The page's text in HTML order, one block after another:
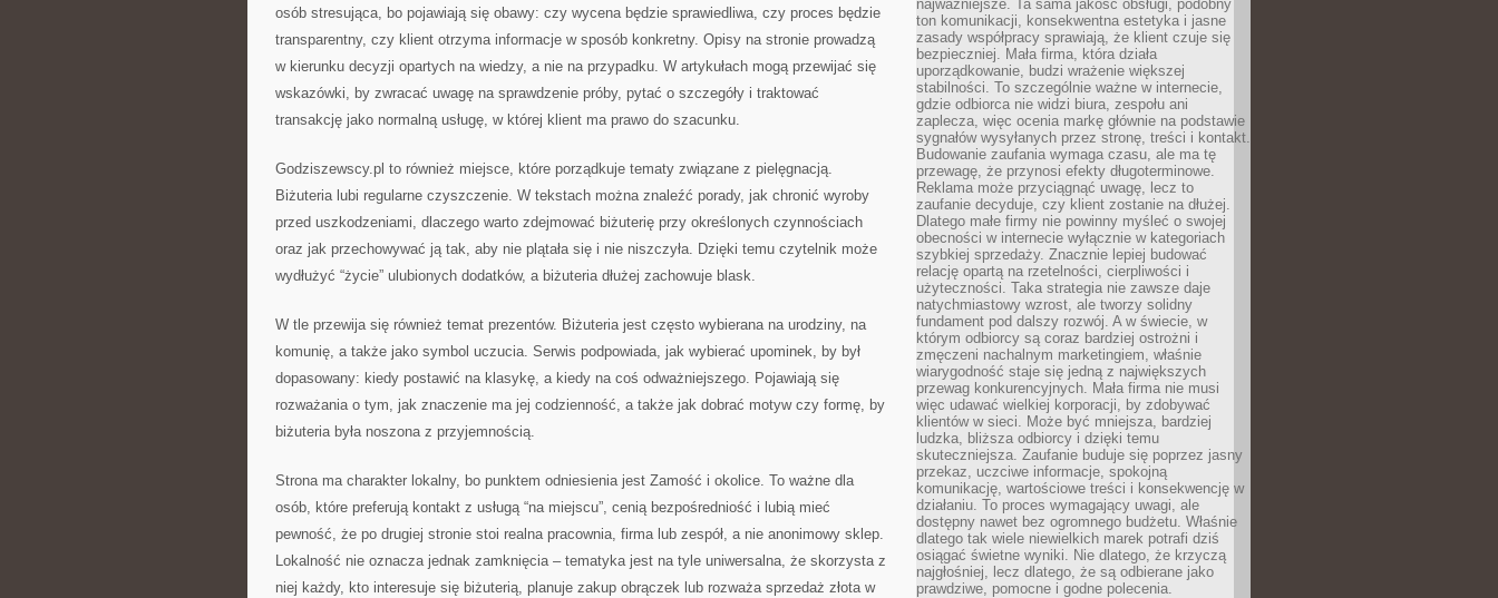
osób stresująca, bo pojawiają się obawy: czy wycena będzie sprawiedliwa, czy proces będzie
transparentny, czy klient otrzyma informacje w sposób konkretny. Opisy na stronie prowadzą
w kierunku decyzji opartych na wiedzy, a nie na przypadku. W artykułach mogą przewijać się
wskazówki, by zwracać uwagę na sprawdzenie próby, pytać o szczegóły i traktować
transakcję jako normalną usługę, w której klient ma prawo do szacunku.
Godziszewscy.pl to również miejsce, które porządkuje tematy związane z pielęgnacją.
Biżuteria lubi regularne czyszczenie. W tekstach można znaleźć porady, jak chronić wyroby
przed uszkodzeniami, dlaczego warto zdejmować biżuterię przy określonych czynnościach
oraz jak przechowywać ją tak, aby nie plątała się i nie niszczyła. Dzięki temu czytelnik może
wydłużyć “życie” ulubionych dodatków, a biżuteria dłużej zachowuje blask.
W tle przewija się również temat prezentów. Biżuteria jest często wybierana na urodziny, na
komunię, a także jako symbol uczucia. Serwis podpowiada, jak wybierać upominek, by był
dopasowany: kiedy postawić na klasykę, a kiedy na coś odważniejszego. Pojawiają się
rozważania o tym, jak znaczenie ma jej codzienność, a także jak dobrać motyw czy formę, by
biżuteria była noszona z przyjemnością.
Strona ma charakter lokalny, bo punktem odniesienia jest Zamość i okolice. To ważne dla
osób, które preferują kontakt z usługą “na miejscu”, cenią bezpośredniość i lubią mieć
pewność, że po drugiej stronie stoi realna pracownia, firma lub zespół, a nie anonimowy sklep.
Lokalność nie oznacza jednak zamknięcia – tematyka jest na tyle uniwersalna, że skorzysta z
niej każdy, kto interesuje się biżuterią, planuje zakup obrączek lub rozważa sprzedaż złota w
najważniejsze. Ta sama jakość obsługi, podobny
ton komunikacji, konsekwentna estetyka i jasne
zasady współpracy sprawiają, że klient czuje się
bezpieczniej. Mała firma, która działa
uporządkowanie, budzi wrażenie większej
stabilności. To szczególnie ważne w internecie,
gdzie odbiorca nie widzi biura, zespołu ani
zaplecza, więc ocenia markę głównie na podstawie
sygnałów wysyłanych przez stronę, treści i kontakt.
Budowanie zaufania wymaga czasu, ale ma tę
przewagę, że przynosi efekty długoterminowe.
Reklama może przyciągnąć uwagę, lecz to
zaufanie decyduje, czy klient zostanie na dłużej.
Dlatego małe firmy nie powinny myśleć o swojej
obecności w internecie wyłącznie w kategoriach
szybkiej sprzedaży. Znacznie lepiej budować
relację opartą na rzetelności, cierpliwości i
użyteczności. Taka strategia nie zawsze daje
natychmiastowy wzrost, ale tworzy solidny
fundament pod dalszy rozwój. A w świecie, w
którym odbiorcy są coraz bardziej ostrożni i
zmęczeni nachalnym marketingiem, właśnie
wiarygodność staje się jedną z największych
przewag konkurencyjnych. Mała firma nie musi
więc udawać wielkiej korporacji, by zdobywać
klientów w sieci. Może być mniejsza, bardziej
ludzka, bliższa odbiorcy i dzięki temu
skuteczniejsza. Zaufanie buduje się poprzez jasny
przekaz, uczciwe informacje, spokojną
komunikację, wartościowe treści i konsekwencję w
działaniu. To proces wymagający uwagi, ale
dostępny nawet bez ogromnego budżetu. Właśnie
dlatego tak wiele niewielkich marek potrafi dziś
osiągać świetne wyniki. Nie dlatego, że krzyczą
najgłośniej, lecz dlatego, że są odbierane jako
prawdziwe, pomocne i godne polecenia.